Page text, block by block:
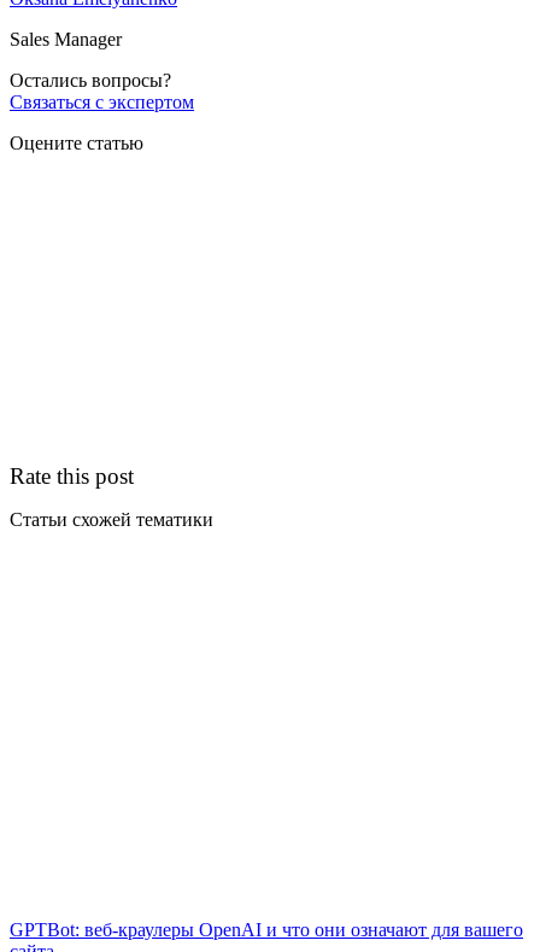
Sales Manager
Остались вопросы?
Связаться с экспертом
Оцените статью
Rate this post
Статьи схожей тематики
GPTBot: веб-краулеры OpenAI и что они означают для вашего